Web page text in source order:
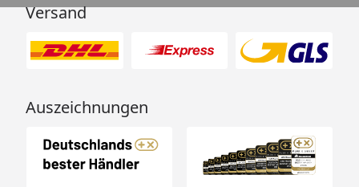
Versand
Auszeichnungen